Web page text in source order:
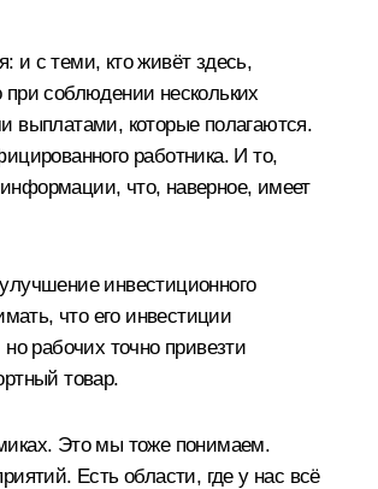
и с теми, кто живёт здесь,
соблюдении нескольких
выплатами, которые полагаются.
работника. И то,
что, наверное, имеет
инвестиционного
что его инвестиции
рабочих точно привезти
товар.
Это мы тоже понимаем.
Есть области, где у нас всё